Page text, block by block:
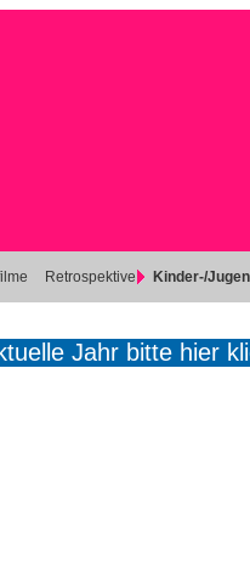
Retrospektive Kinder-/
Jahr bitte hier